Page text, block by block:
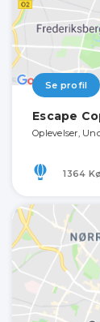
Se profil
Escape
Oplevelser,
1364